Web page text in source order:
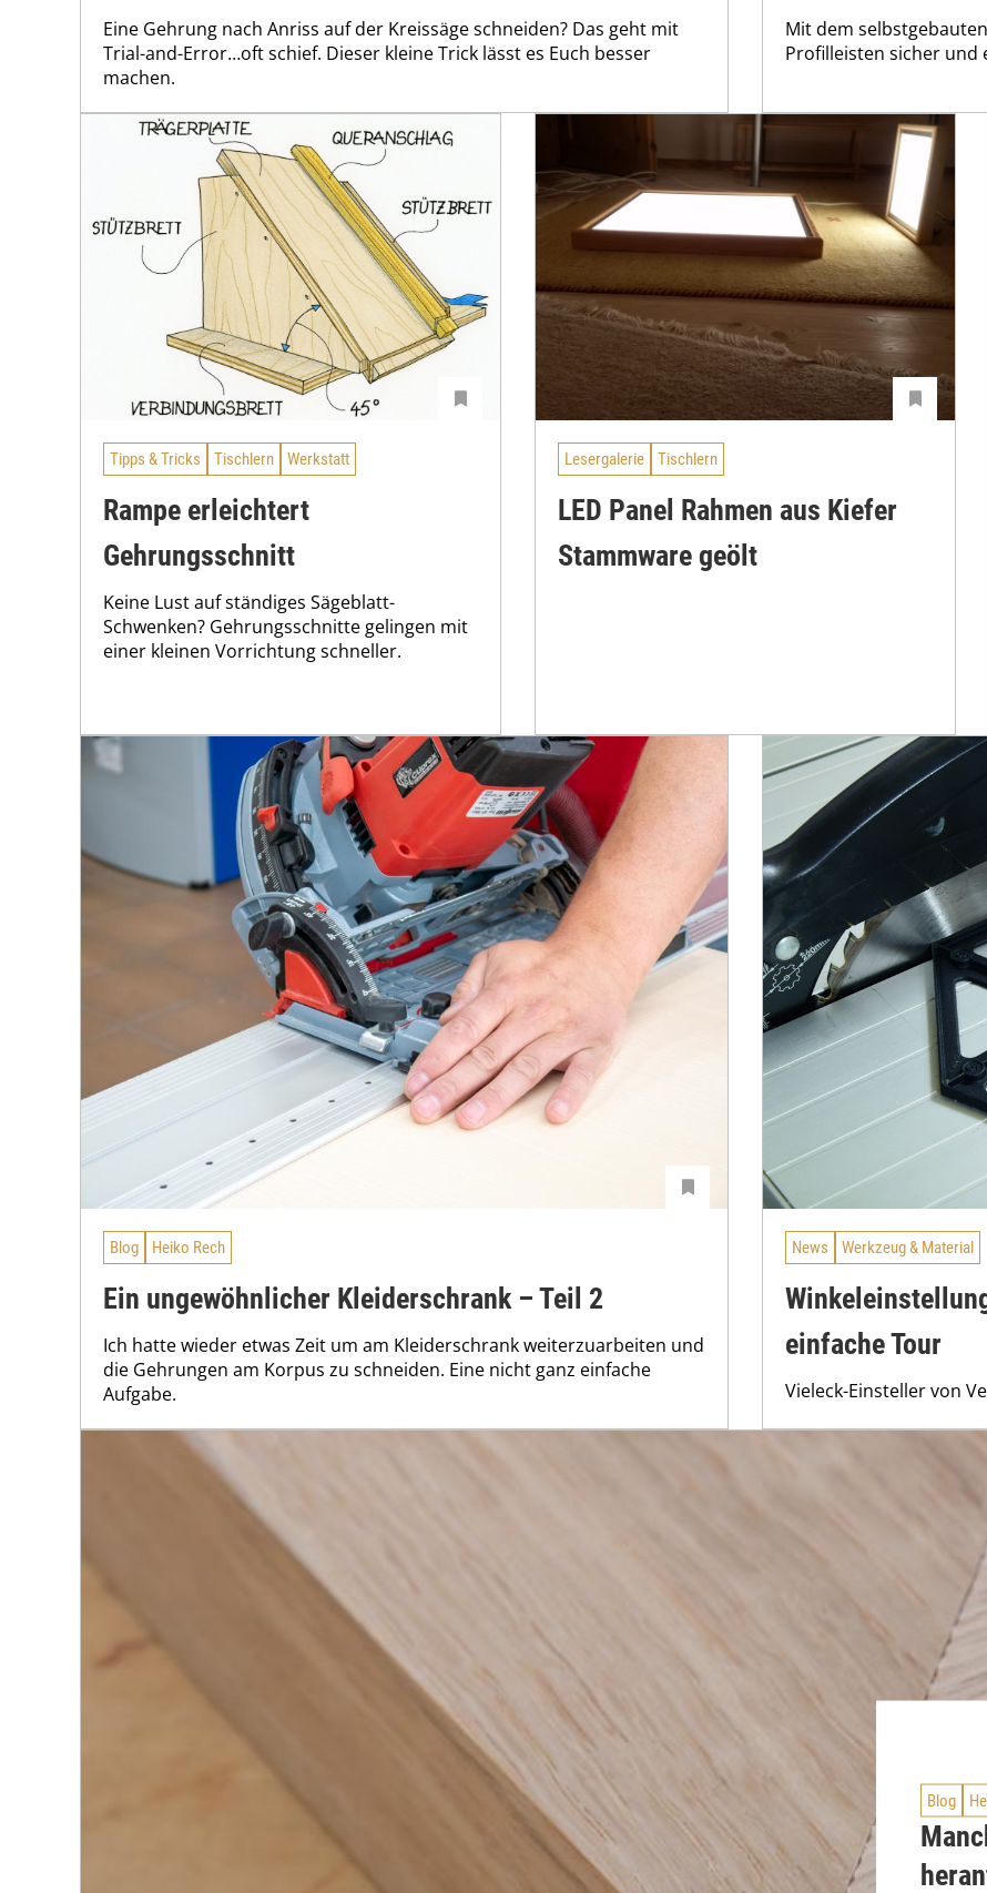
Eine Gehrung nach Anriss auf der Kreissäge schneiden? Das geht mit
Trial-and-Error…oft schief. Dieser kleine Trick lässt es Euch besser
machen.
Mit dem
Profilleisten sicher und
Tipps & Tricks Tischlern Werkstatt
Rampe erleichtert
Gehrungsschnitt
Keine Lust auf ständiges Sägeblatt-
Schwenken? Gehrungsschnitte gelingen mit
einer kleinen Vorrichtung schneller.
Lesergalerie Tischlern
LED Panel Rahmen aus Kiefer
Stammware geölt
Blog Heiko Rech
Ein ungewöhnlicher Kleiderschrank – Teil 2
Ich hatte wieder etwas Zeit um am Kleiderschrank weiterzuarbeiten und
die Gehrungen am Korpus zu schneiden. Eine nicht ganz einfache
Aufgabe.
News Werkzeug & Material
einfache Tour
Vieleck-Einsteller von
Blog